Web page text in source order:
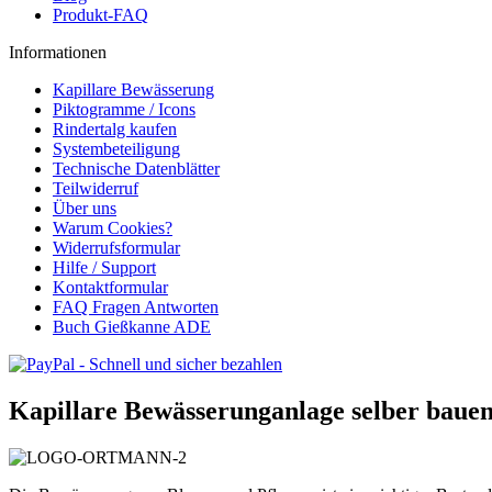
Produkt-FAQ
Informationen
Kapillare Bewässerung
Piktogramme / Icons
Rindertalg kaufen
Systembeteiligung
Technische Datenblätter
Teilwiderruf
Über uns
Warum Cookies?
Widerrufsformular
Hilfe / Support
Kontaktformular
FAQ Fragen Antworten
Buch Gießkanne ADE
Kapillare Bewässerunganlage selber